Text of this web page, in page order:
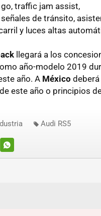
traffic jam assist,
de tránsito,
y luces altas
llegará a los
año-modelo 2019
año. A México
este año o principios
WHATSAPP
Audi RS5